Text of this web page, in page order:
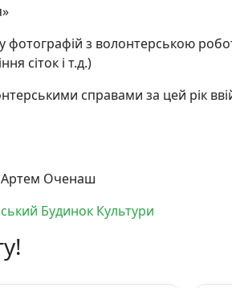
фотографій з волонтерською
сіток і т.д.)
справами за цей рік
Артем Оченаш
Будинок Культури